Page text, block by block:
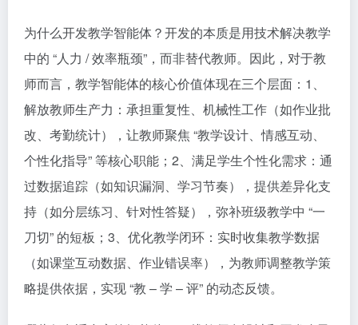
为什么开发教学智能体？开发的本质是用技术解决教学
中的 “人力 / 效率瓶颈”，而非替代教师。因此，对于教
师而言，教学智能体的核心价值体现在三个层面：1、
解放教师生产力：承担重复性、机械性工作（如作业批
改、考勤统计），让教师聚焦 “教学设计、情感互动、
个性化指导” 等核心职能；2、满足学生个性化需求：通
过数据追踪（如知识漏洞、学习节奏），提供差异化支
持（如分层练习、针对性答疑），弥补班级教学中 “一
刀切” 的短板；3、优化教学闭环：实时收集教学数据
（如课堂互动数据、作业错误率），为教师调整教学策
略提供依据，实现 “教 – 学 – 评” 的动态反馈。